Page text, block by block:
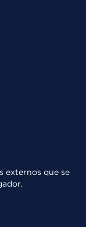
externos que se